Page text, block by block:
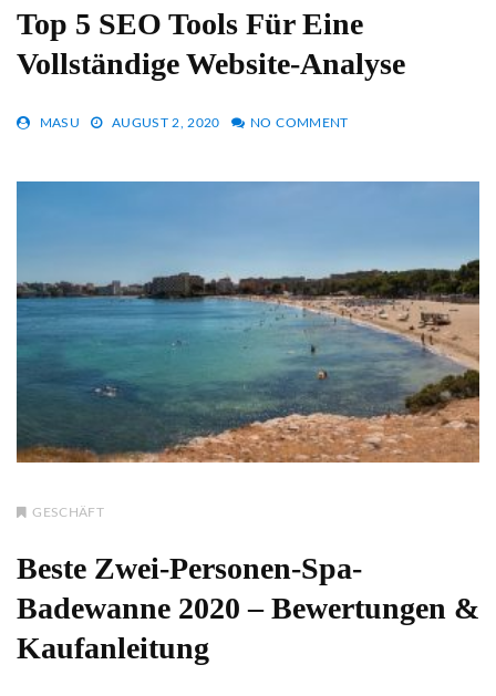
Top 5 SEO Tools Für Eine
Vollständige Website-Analyse
MASU AUGUST 2, 2020 NO COMMENT
GESCHÄFT
Beste Zwei-Personen-Spa-
Badewanne 2020 – Bewertungen &
Kaufanleitung